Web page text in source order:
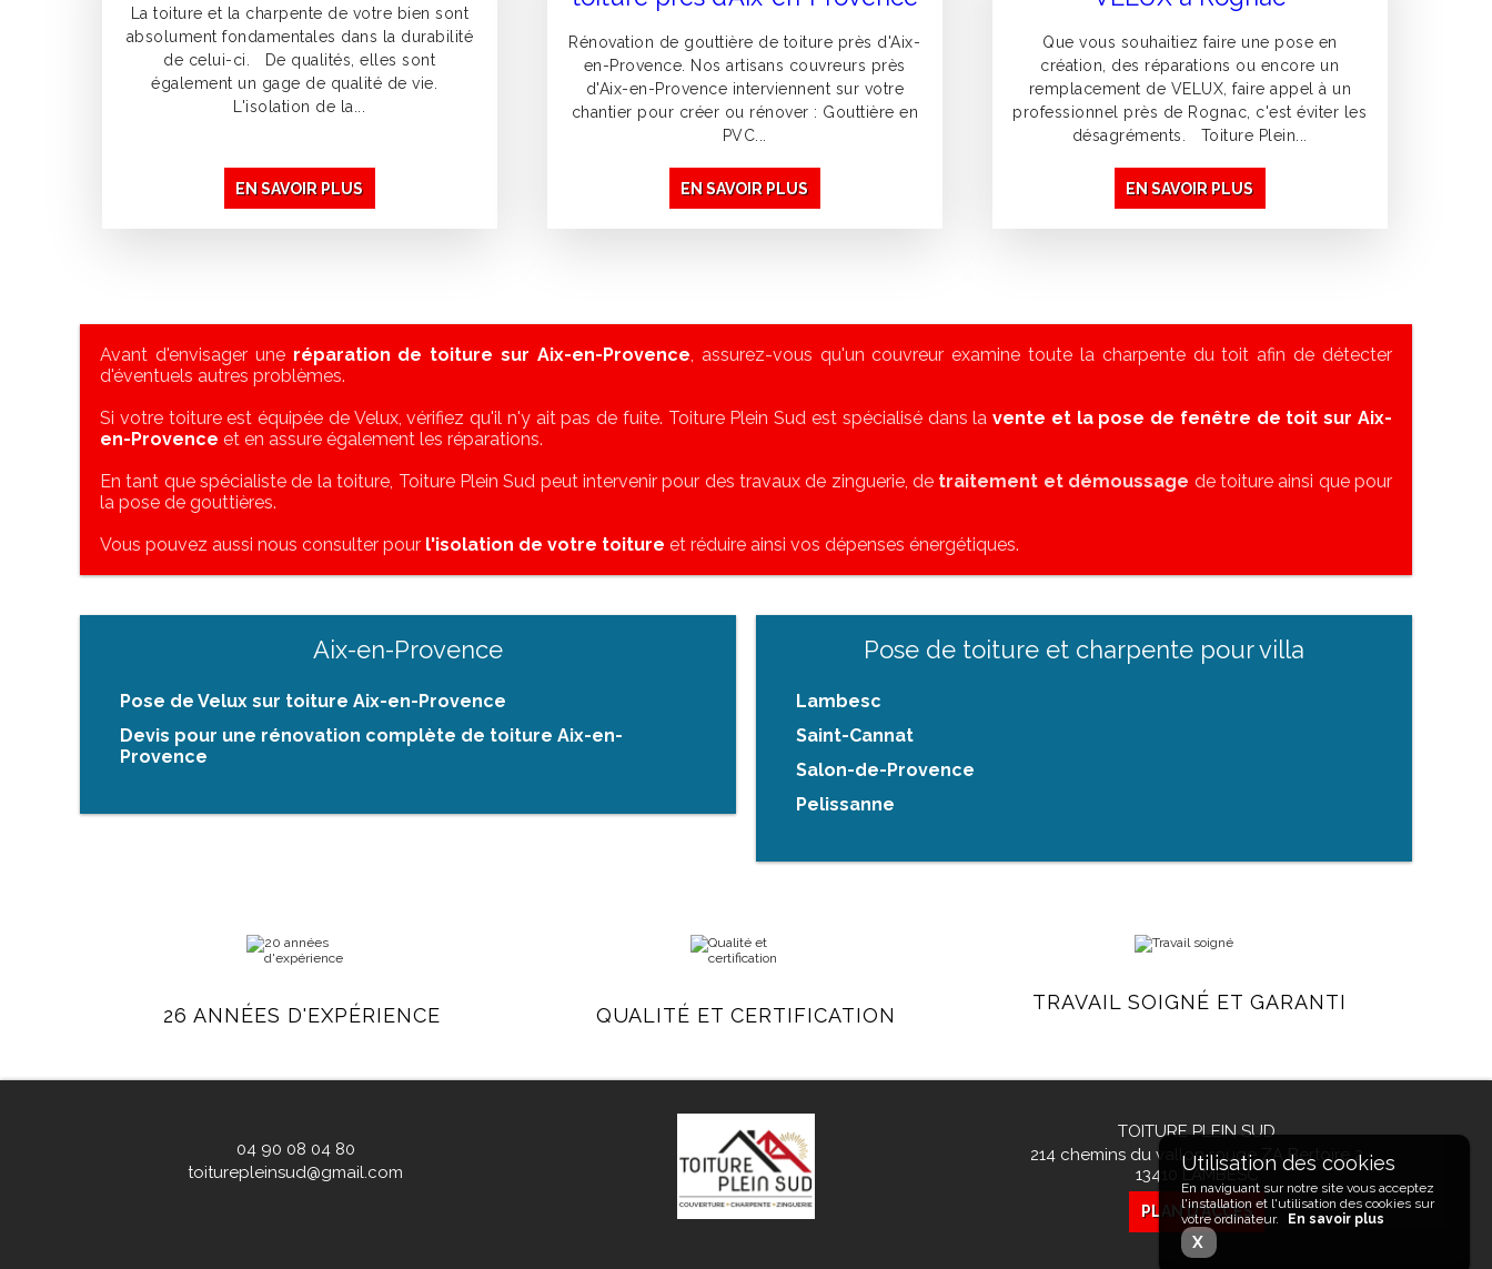
La toiture et la charpente de votre bien sont
absolument fondamentales dans la durabilité
de celui-ci. De qualités, elles sont
également un gage de qualité de vie.
L'isolation de la...
EN SAVOIR PLUS
Rénovation de gouttière de toiture près d'Aix-
en-Provence. Nos artisans couvreurs près
d'Aix-en-Provence interviennent sur votre
chantier pour créer ou rénover : Gouttière en
PVC...
EN SAVOIR PLUS
Que vous souhaitiez faire une pose en
création, des réparations ou encore un
remplacement de VELUX, faire appel à un
professionnel près de Rognac, c'est éviter les
désagréments. Toiture Plein...
EN SAVOIR PLUS
Avant d'envisager une réparation de toiture sur Aix-en-Provence, assurez-vous qu'un couvreur examine toute la charpente du toit afin de détecter
d'éventuels autres problèmes.
Si votre toiture est équipée de Velux, vérifiez qu'il n'y ait pas de fuite. Toiture Plein Sud est spécialisé dans lavente et la pose de fenêtre de toit sur Aix-
en-Provence et en assure également les réparations.
En tant que spécialiste de la toiture, Toiture Plein Sud peut intervenir pour des travaux de zinguerie, de traitement et démoussage de toiture ainsi que pour
la pose de gouttières.
Vous pouvez aussi nous consulter pour l'isolation de votre toiture et réduire ainsi vos dépenses énergétiques.
Aix-en-Provence
Pose de Velux sur toiture Aix-en-Provence
Devis pour une rénovation complète de toiture Aix-en-
Provence
Pose de toiture et charpente pour villa
Lambesc
Saint-Cannat
Salon-de-Provence
Pelissanne
26 ANNÉES D'EXPÉRIENCE QUALITÉ ET CERTIFICATION
TRAVAIL SOIGNÉ ET GARANTI
04 90 08 04 80
toiturepleinsud@gmail.com
TOITURE PLEIN SUD
214 chemins du vallon rouge ZA Bertoire 2
13410
LAMBESC
PLAN D'ACCÉS
En naviguant sur notre site vous acceptez
l'installation et l'utilisation des cookies sur
votre ordinateur.
En savoir plus
X